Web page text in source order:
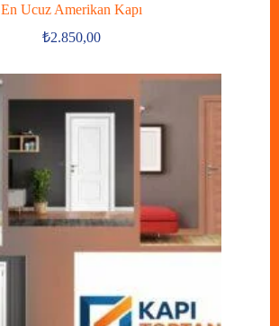
En Ucuz Amerikan Kapı
₺2.850,00